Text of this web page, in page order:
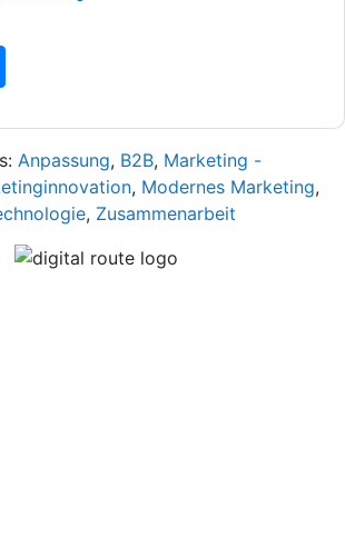
Anpassung, B2B, Marketing -
, Modernes Marketing,
, Zusammenarbeit